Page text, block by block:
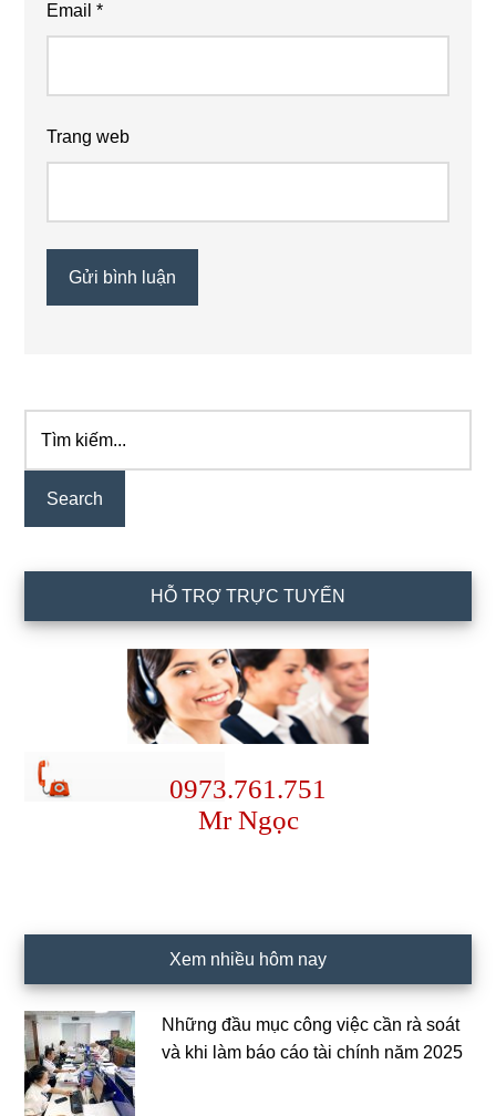
Email*
Trang web
Primary
Sidebar
kiếm...
HỖ TRỢ TRỰC TUYẾN
0973.761.751
Mr Ngọc
Xem nhiều hôm nay
Những đầu mục công việc cần rà soát
và khi làm báo cáo tài chính năm 2025